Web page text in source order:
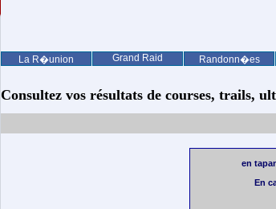
La R�union Grand Raid Randonn�es
Consultez vos résultats de courses, trails,
en
En